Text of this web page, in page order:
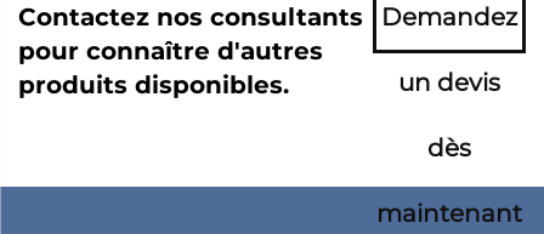
Contactez nos consultants
pour connaître d'autres
produits disponibles.
Demandez
un devis
dès
maintenant